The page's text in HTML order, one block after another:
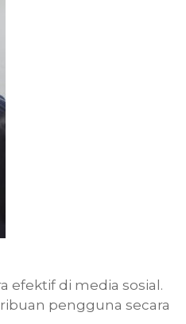
efektif di media sosial.
pengguna secara